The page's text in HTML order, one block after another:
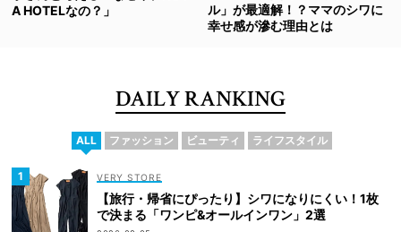
A HOTELなの？」
ル」が最適解！？ママのシワに
幸せ感が滲む理由とは
DAILY RANKING
ALL ファッション ビューティ ライフスタイル
VERY STORE
【旅行・帰省にぴったり】シワになりにくい！1枚
で決まる「ワンピ&オールインワン」2選